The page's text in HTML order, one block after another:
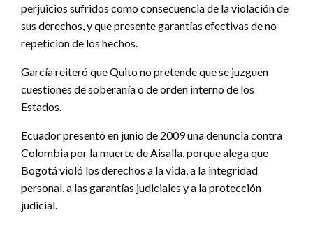
perjuicios sufridos como consecuencia de la violación de
sus derechos, y que presente garantías efectivas de no
repetición de los hechos.
García reiteró que Quito no pretende que se juzguen
cuestiones de soberanía o de orden interno de los
Estados.
Ecuador presentó en junio de 2009 una denuncia contra
Colombia por la muerte de Aisalla, porque alega que
Bogotá violó los derechos a la vida, a la integridad
personal, a las garantías judiciales y a la protección
judicial.